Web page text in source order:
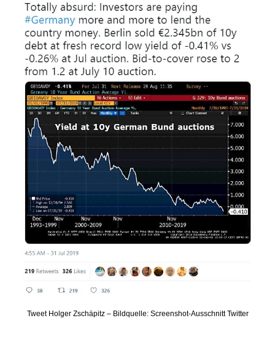
Tweet Holger Zschäpitz – Bildquelle: Screenshot-Ausschnitt Twitter